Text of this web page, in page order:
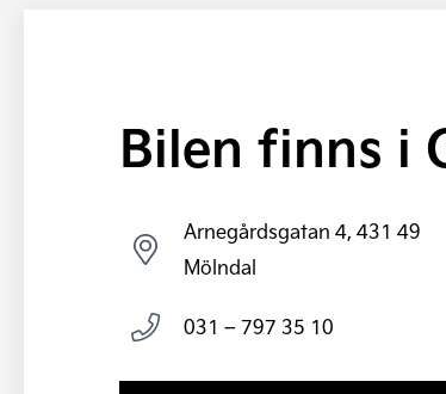
Bilen finns i
Arnegårdsgatan 4, 431 49
Mölndal
031 – 797 35 10